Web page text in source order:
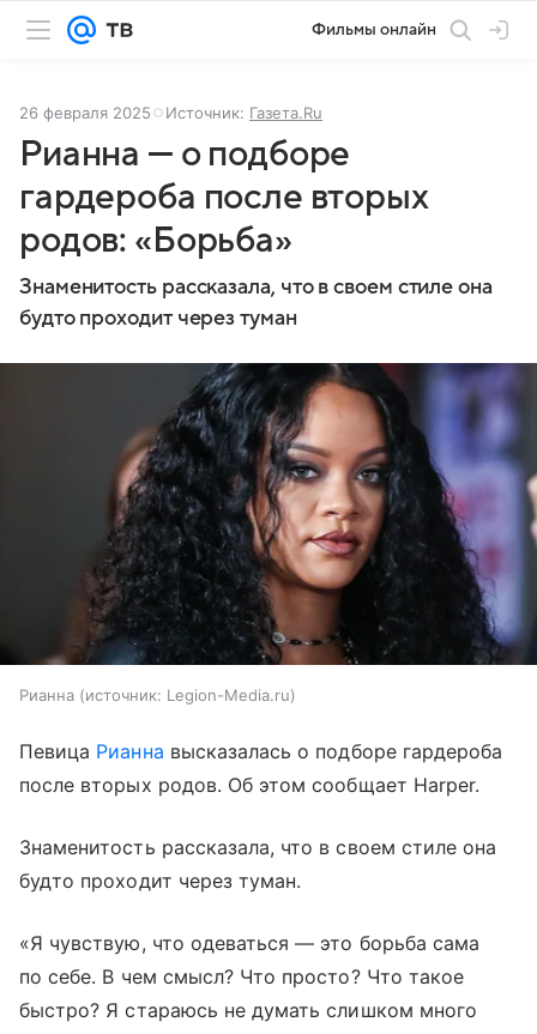
Фильмы онлайн
26 февраля 2025 Источник: Газета.Ru
Рианна — о подборе
гардероба после вторых
родов: «Борьба»
Знаменитость рассказала, что в своем стиле она
будто проходит через туман
Рианна источник: Legion-Media.ru
Певица Рианна высказалась о подборе гардероба
после вторых родов. Об этом сообщает Harper.
Знаменитость рассказала, что в своем стиле она
будто проходит через туман.
«Я чувствую, что одеваться — это борьба сама
по себе. В чем смысл? Что просто? Что такое
быстро? Я стараюсь не думать слишком много